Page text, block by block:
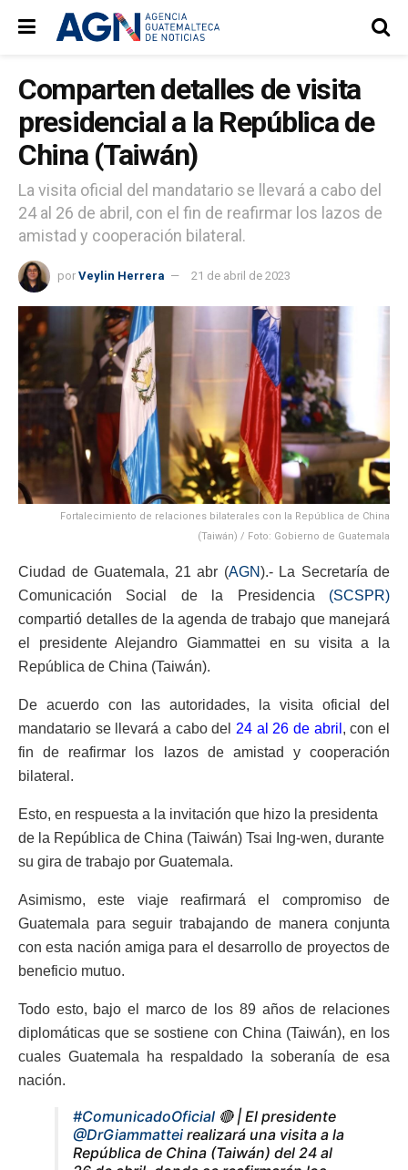
Comparten detalles de visita
presidencial a la República de
China (Taiwán)
La visita oficial del mandatario se llevará a cabo del
24 al 26 de abril, con el fin de reafirmar los lazos de
amistad y cooperación bilateral.
por Veylin Herrera 21 de abril de 2023
Fortalecimiento de relaciones bilaterales con la República de China
(Taiwán) / Foto: Gobierno de Guatemala
Ciudad de Guatemala, 21 abr (AGN).- La Secretaría de
Comunicación Social de la Presidencia (SCSPR)
compartió detalles de la agenda de trabajo que manejará
el presidente Alejandro Giammattei en su visita a la
República de China (Taiwán).
De acuerdo con las autoridades, la visita oficial del
mandatario se llevará a cabo del 24 al 26 de abril , con el
fin de reafirmar los lazos de amistad y cooperación
bilateral.
Esto, en respuesta a la invitación que hizo la presidenta
de la República de China (Taiwán) Tsai Ing-wen, durante
su gira de trabajo por Guatemala.
Asimismo, este viaje reafirmará el compromiso de
Guatemala para seguir trabajando de manera conjunta
con esta nación amiga para el desarrollo de proyectos de
beneficio mutuo.
Todo esto, bajo el marco de los 89 años de relaciones
diplomáticas que se sostiene con China (Taiwán), en los
cuales Guatemala ha respaldado la soberanía de esa
nación.
#ComunicadoOficial 🔴 | El presidente
@DrGiammattei realizará una visita a la
República de China (Taiwán) del 24 al